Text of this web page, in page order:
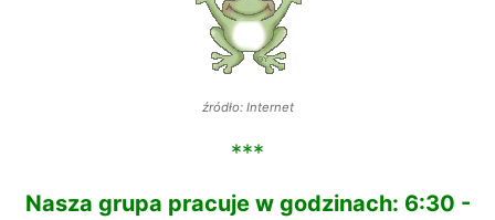
źródło: Internet
***
Nasza grupa pracuje w godzinach: 6:30 -